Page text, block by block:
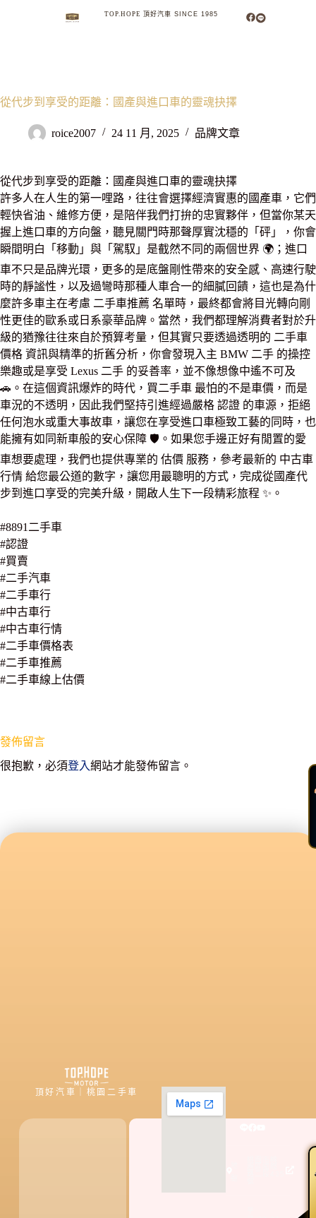
TOP.HOPE 頂好汽車 S NC E 1985
從代步到享受的距離：國產與進口車的靈魂抉擇
roice2007 24 11 月, 2025 品牌文章
從代步到享受的距離：國產與進口車的靈魂抉擇
許多人在人生的第一哩路，往往會選擇經濟實惠的國產車，它們
輕快省油、維修方便，是陪伴我們打拚的忠實夥伴，但當你某天
握上進口車的方向盤，聽見關門時那聲厚實沈穩的「砰」，你會
瞬間明白「移動」與「駕馭」是截然不同的兩個世界 🌍；進口
車不只是品牌光環，更多的是底盤剛性帶來的安全感、高速行駛
時的靜謐性，以及過彎時那種人車合一的細膩回饋，這也是為什
麼許多車主在考慮 二手車推薦 名單時，最終都會將目光轉向剛
性更佳的歐系或日系豪華品牌。當然，我們都理解消費者對於升
級的猶豫往往來自於預算考量，但其實只要透過透明的 二手車
價格 資訊與精準的折舊分析，你會發現入主 BMW 二手 的操控
樂趣或是享受 Lexus 二手 的妥善率，並不像想像中遙不可及
🚗。在這個資訊爆炸的時代，買二手車 最怕的不是車價，而是
車況的不透明，因此我們堅持引進經過嚴格 認證 的車源，拒絕
任何泡水或重大事故車，讓您在享受進口車極致工藝的同時，也
能擁有如同新車般的安心保障 🛡️。如果您手邊正好有閒置的愛
車想要處理，我們也提供專業的 估價 服務，參考最新的 中古車
行情 給您最公道的數字，讓您用最聰明的方式，完成從國產代
步到進口享受的完美升級，開啟人生下一段精彩旅程 ✨。
#8891二手車
#認證
#買賣
#二手汽車
#二手車行
#中古車行
#中古車行情
#二手車價格表
#二手車推薦
#二手車線上估價
發佈留言
很抱歉，必須登入網站才能發佈留言。
頂好汽車｜桃園二手車